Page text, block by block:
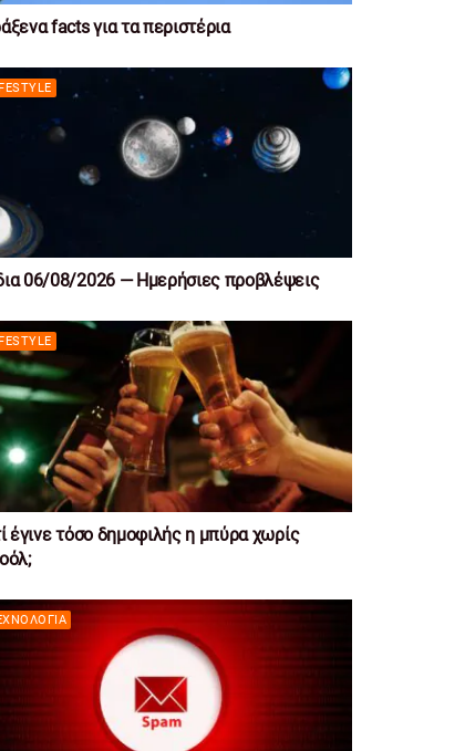
facts για τα περιστέρια
06/08/2026 — Ημερήσιες προβλέψεις
έγινε τόσο δημοφιλής η μπύρα χωρίς